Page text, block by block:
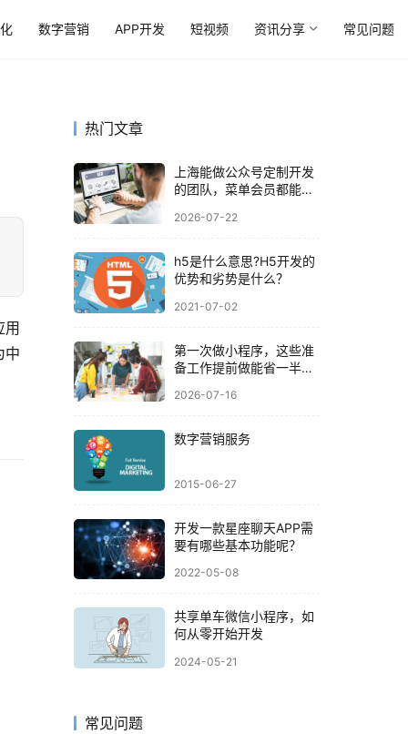
数字营销 APP开发 短视频 资讯分享 常见问题
中
热门文章
上海能做公众号定制开发
的团队，菜单会员都能搞
2026-07-22
h5是什么意思?H5开发的
优势和劣势是什么？
2021-07-02
第一次做小程序，这些准
备工作提前做能省一半时
2026-07-16
数字营销服务
2015-06-27
开发一款星座聊天APP需
要有哪些基本功能呢？
2022-05-08
共享单车微信小程序，如
何从零开始开发
2024-05-21
常见问题